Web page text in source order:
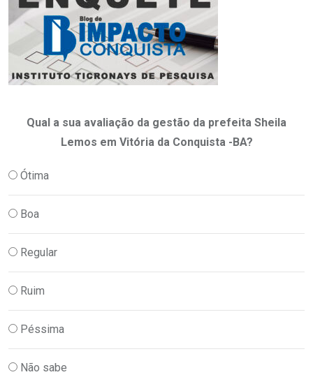
Qual a sua avaliação da gestão da prefeita Sheila
Lemos em Vitória da Conquista -BA?
Ótima
Boa
Regular
Ruim
Péssima
Não sabe